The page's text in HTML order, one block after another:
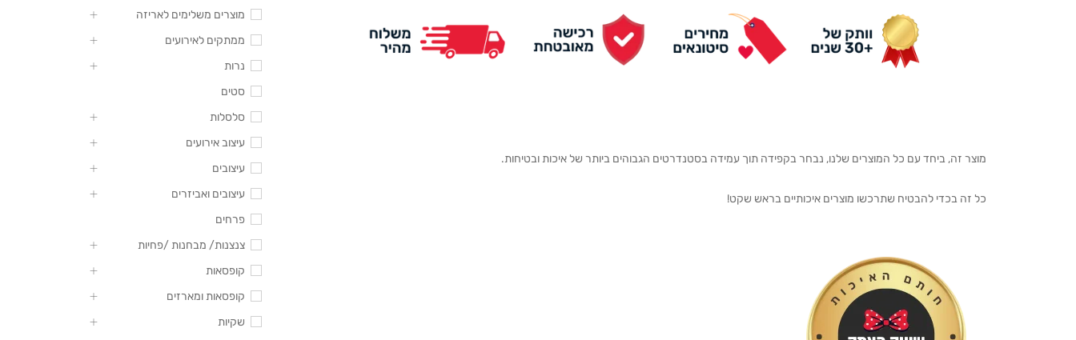
מוצר זה, ביחד עם כל המוצרים שלנו, נבחר בקפידה תוך עמידה בסטנדרטים הגבוהים ביותר של איכות ובטיחות.
כל זה בכדי להבטיח שתרכשו מוצרים איכותיים בראש שקט!
מוצרים משלימים לאריזה
ממתקים לאירועים
נרות
סטים
סלסלות
עיצוב אירועים
עיצובים
עיצובים ואביזרים
פרחים
צנצנות/ מבחנות /פחיות
קופסאות
קופסאות ומארזים
שקיות